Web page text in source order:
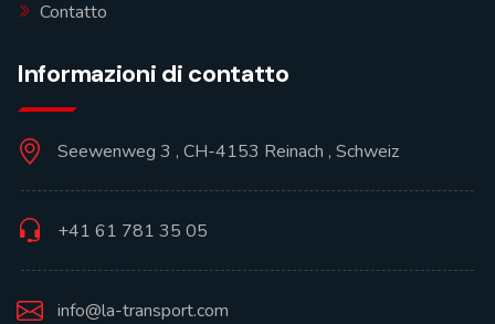
Contatto
Informazioni di contatto
Seewenweg 3 , CH-4153 Reinach , Schweiz
+41 61 781 35 05
info@la-transport.com